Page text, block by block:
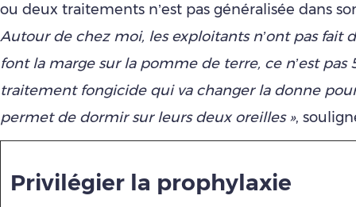
ou deux traitements n’est pas généralisée dans
Autour de chez moi, les exploitants n’ont pas fait
font la marge sur la pomme de terre, ce n’est pas
traitement fongicide qui va changer la donne
permet de dormir sur leurs deux oreilles »,
Privilégier la prophylaxie